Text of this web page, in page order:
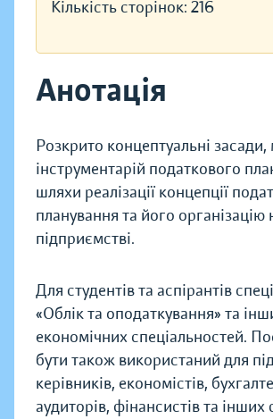
Кількість сторінок: 216
Анотація
Розкрито концептуальні засади,
інструментарій податкового
шляхи реалізації концепції
планування та його організацію
підприємстві.
Для студентів та аспірантів
«Облік та оподаткування» та
економічних спеціальностей.
бути також використаний для
керівників, економістів,
аудиторів, фінансистів та інших